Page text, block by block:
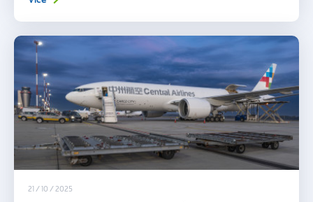
21 / 10 / 2025